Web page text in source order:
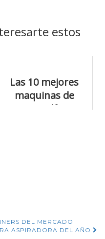
estos
Las 10 mejores
maquinas de
coser alfa a
DEL MERCADO
ASPIRADORA DEL AÑO